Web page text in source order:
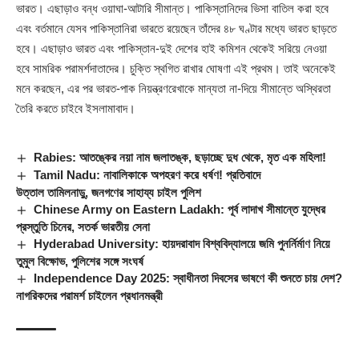
ভারত। এছাড়াও বন্ধ ওয়াঘা-আটারি সীমান্ত। পাকিস্তানিদের ভিসা বাতিল করা হবে
এবং বর্তমানে যেসব পাকিস্তানিরা ভারতে রয়েছেন তাঁদের ৪৮ ঘণ্টার মধ্যে ভার‍ত ছাড়তে
হবে। এছাড়াও ভারত এবং পাকিস্তান-দুই দেশের হাই কমিশন থেকেই সরিয়ে নেওয়া
হবে সামরিক পরামর্শদাতাদের। চুক্তি স্থগিত রাখার ঘোষণা এই প্রথম। তাই অনেকেই
মনে করছেন, এর পর ভারত-পাক নিয়ন্ত্রণরেখাকে মান্যতা না-দিয়ে সীমান্তে অস্থিরতা
তৈরি করতে চাইবে ইসলামাবাদ।
Rabies: আতঙ্কের নয়া নাম জলাতঙ্ক, ছড়াচ্ছে দুধ থেকে, মৃত এক মহিলা!
Tamil Nadu: নাবালিকাকে অপহরণ করে ধর্ষণ! প্রতিবাদে
উত্তাল তামিলনাড়ু, জনগণের সাহায্য চাইল পুলিশ
Chinese Army on Eastern Ladakh: পূর্ব লাদাখ সীমান্তে যুদ্ধের
প্রস্তুতি চিনের, সতর্ক ভারতীয় সেনা
Hyderabad University: হায়দরাবাদ বিশ্ববিদ্যালয়ে জমি পুনর্নির্মাণ নিয়ে
তুমুল বিক্ষোভ, পুলিশের সঙ্গে সংঘর্ষ
Independence Day 2025: স্বাধীনতা দিবসের ভাষণে কী শুনতে চায় দেশ?
নাগরিকদের পরামর্শ চাইলেন প্রধানমন্ত্রী